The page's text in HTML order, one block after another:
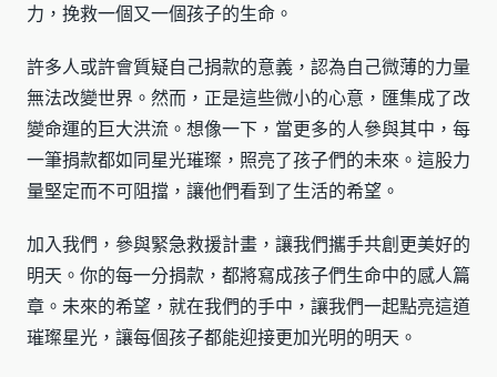
力，挽救一個又一個孩子的生命。
許多人或許會質疑自己捐款的意義，認為自己微薄的力量
無法改變世界。然而，正是這些微小的心意，匯集成了改
變命運的巨大洪流。想像一下，當更多的人參與其中，每
一筆捐款都如同星光璀璨，照亮了孩子們的未來。這股力
量堅定而不可阻擋，讓他們看到了生活的希望。
加入我們，參與緊急救援計畫，讓我們攜手共創更美好的
明天。你的每一分捐款，都將寫成孩子們生命中的感人篇
章。未來的希望，就在我們的手中，讓我們一起點亮這道
璀璨星光，讓每個孩子都能迎接更加光明的明天。